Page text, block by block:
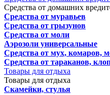
Средства от домашних
Средства от муравьев
Средства от грызунов
Средства от моли
Аэрозоли универсальные
Средства от мух, комаров,
Средства от тараканов,
Товары для отдыха
Товары для отдыха
Скамейки, стулья